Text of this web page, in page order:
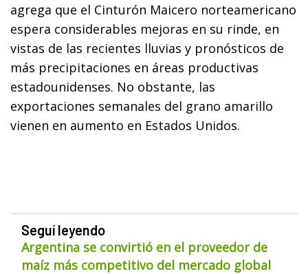
agrega que el Cinturón Maicero norteamericano
espera considerables mejoras en su rinde, en
vistas de las recientes lluvias y pronósticos de
más precipitaciones en áreas productivas
estadounidenses. No obstante, las
exportaciones semanales del grano amarillo
vienen en aumento en Estados Unidos.
Seguí leyendo
Argentina se convirtió en el proveedor de
maíz más competitivo del mercado global